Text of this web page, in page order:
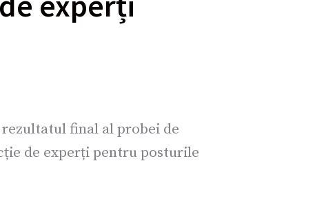
rezultatul final al probei de
de experți pentru posturile